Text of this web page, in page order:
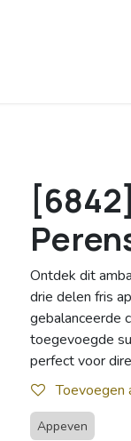
Ontdek dit
drie delen fris
gebalanceerde
toegevoegde
perfect voor
Toevoegen
Appeven